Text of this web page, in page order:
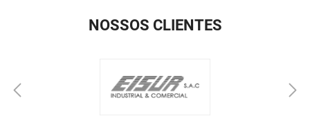
NOSSOS CLIENTES